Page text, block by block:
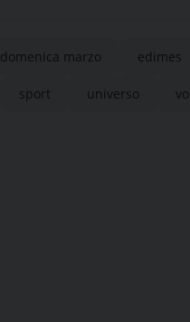
domenica marzo edimes
sport universo